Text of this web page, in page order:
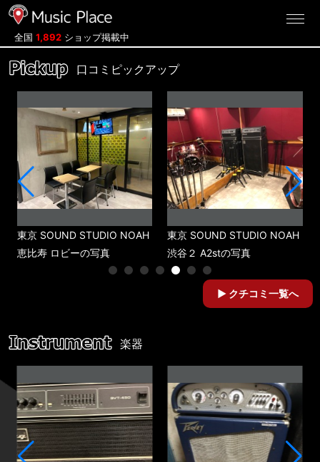
全国 1,892 ショップ掲載中
口コミピックアップ
東京 SOUND STUDIO NOAH
恵比寿 ロビーの写真
東京 SOUND STUDIO NOAH
渋谷２ A2stの写真
クチコミ一覧へ
楽器